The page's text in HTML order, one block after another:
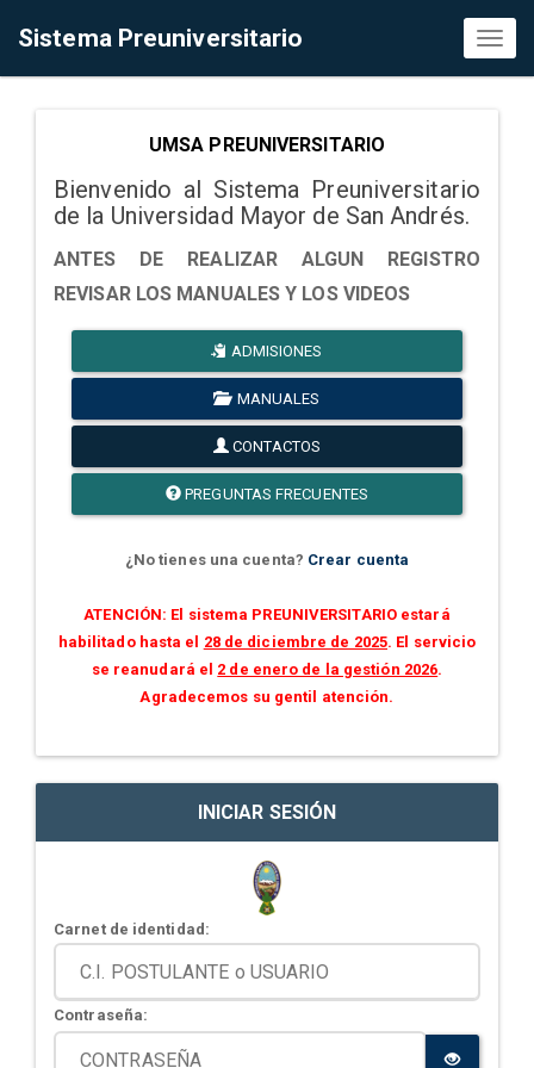
Sistema Preuniversitario
UMSA PREUNIVERSITARIO
Bienvenido al Sistema Preuniversitario
de la Universidad Mayor de San Andrés.
ANTES DE REALIZAR ALGUN REGISTRO
REVISAR LOS MANUALES Y LOS VIDEOS
ADMISIONES
MANUALES
CONTACTOS
PREGUNTAS FRECUENTES
¿No tienes una cuenta? Crear cuenta
ATENCIÓN: El sistema PREUNIVERSITARIO estará
habilitado hasta el 28 de diciembre de 2025. El servicio
se reanudará el 2 de enero de la gestión 2026.
Agradecemos su gentil atención.
INICIAR SESIÓN
Carnet de identidad:
Contraseña: